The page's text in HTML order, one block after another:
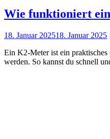
Wie funktioniert ein
Posted
18. Januar 202518. Januar 2025
Ein K2-Meter ist ein praktisches
werden. So kannst du schnell